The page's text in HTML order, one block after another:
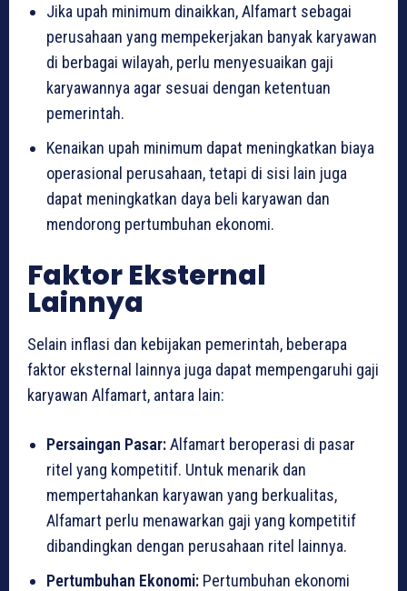
Jika upah minimum dinaikkan, Alfamart sebagai
perusahaan yang mempekerjakan banyak karyawan
di berbagai wilayah, perlu menyesuaikan gaji
karyawannya agar sesuai dengan ketentuan
pemerintah.
Kenaikan upah minimum dapat meningkatkan biaya
operasional perusahaan, tetapi di sisi lain juga
dapat meningkatkan daya beli karyawan dan
mendorong pertumbuhan ekonomi.
Faktor Eksternal
Lainnya
Selain inflasi dan kebijakan pemerintah, beberapa
faktor eksternal lainnya juga dapat mempengaruhi gaji
karyawan Alfamart, antara lain:
Persaingan Pasar:Alfamart beroperasi di pasar
ritel yang kompetitif. Untuk menarik dan
mempertahankan karyawan yang berkualitas,
Alfamart perlu menawarkan gaji yang kompetitif
dibandingkan dengan perusahaan ritel lainnya.
Pertumbuhan Ekonomi: Pertumbuhan ekonomi